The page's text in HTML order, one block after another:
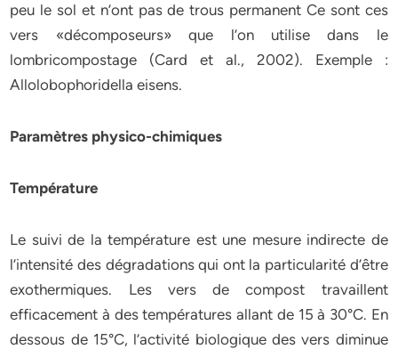
peu le sol et n’ont pas de trous permanent Ce sont ces
vers «décomposeurs» que l’on utilise dans le
lombricompostage (Card et al., 2002). Exemple :
Allolobophoridella eisens.
Paramètres physico-chimiques
Température
Le suivi de la température est une mesure indirecte de
l’intensité des dégradations qui ont la particularité d’être
exothermiques. Les vers de compost travaillent
efficacement à des températures allant de 15 à 30°C. En
dessous de 15°C, l’activité biologique des vers diminue